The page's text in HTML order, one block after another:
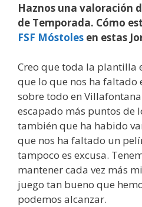
Haznos una valoración
de Temporada. Cómo
FSF Móstoles en estas
Creo que toda la plantilla
que lo que nos ha faltado
sobre todo en
escapado más puntos de
también que ha habido
que nos ha faltado un
tampoco es excusa.
mantener cada vez más
juego tan bueno que
podemos alcanzar.